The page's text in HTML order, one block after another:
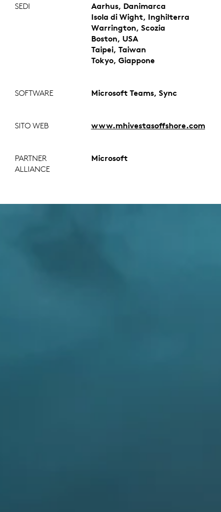
SEDI
Aarhus, Danimarca
Isola di Wight, Inghilterra
Warrington, Scozia
Boston, USA
Taipei, Taiwan
Tokyo, Giappone
SOFTWARE Microsoft Teams, Sync
SITO WEB www.mhivestasoffshore.com
PARTNER
ALLIANCE
Microsoft